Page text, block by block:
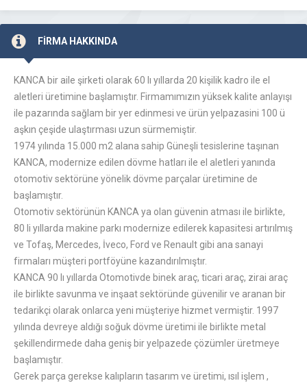
FİRMA HAKKINDA
KANCA bir aile şirketi olarak 60 lı yıllarda 20 kişilik kadro ile el
aletleri üretimine başlamıştır. Firmamımızın yüksek kalite anlayışı
ile pazarında sağlam bir yer edinmesi ve ürün yelpazasini 100 ü
aşkın çeşide ulaştırması uzun sürmemiştir.
1974 yılında 15.000 m2 alana sahip Güneşli tesislerine taşınan
KANCA, modernize edilen dövme hatları ile el aletleri yanında
otomotiv sektörüne yönelik dövme parçalar üretimine de
başlamıştır.
Otomotiv sektörünün KANCA ya olan güvenin atması ile birlikte,
80 li yıllarda makine parkı modernize edilerek kapasitesi artırılmış
ve Tofaş, Mercedes, İveco, Ford ve Renault gibi ana sanayi
firmaları müşteri portföyüne kazandırılmıştır.
KANCA 90 lı yıllarda Otomotivde binek araç, ticari araç, zirai araç
ile birlikte savunma ve inşaat sektöründe güvenilir ve aranan bir
tedarikçi olarak onlarca yeni müşteriye hizmet vermiştir. 1997
yılında devreye aldığı soğuk dövme üretimi ile birlikte metal
şekillendirmede daha geniş bir yelpazede çözümler üretmeye
başlamıştır.
Gerek parça gerekse kalıpların tasarım ve üretimi, ısıl işlem ,